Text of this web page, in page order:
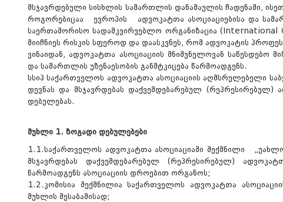
მსჯავრდებული სისხლის სამართლის დანაშაულის ჩადენაში,
როგორებიცაა ევროპის ადვოკატთა ასოციაციებისა და
საერთაშორისო სადამკვირვებლო ორგანიზაცია
მიიჩნიეს რისკის სფეროდ და დაასკვნეს, რომ ადვოკატის
ვინაიდან, ადვოკატთა ასოციაციის მნიშვნელოვან საწესდებო
და სამართლის უზენაესობის განმტკიცება წარმოადგენს.
სსიპ საქართველოს ადვოკატთა ასოციაციის აღმსრულებელი
დევნას და მსჯავრდებას დაქვემდებარებულ (რეპრესირებულ)
დებულებას.
მუხლი 1. ზოგადი დებულებები
1.1.საქართველოს ადვოკატთა ასოციაციაში შექმნილი
მსჯავრდებას დაქვემდებარებულ (რეპრესირებულ)
წარმოადგენს ასოციაციის დროებით ორგანოს;
1.2.კომისია შექმნილია საქართველოს ადვოკატთა
მუხლის შესაბამისად;